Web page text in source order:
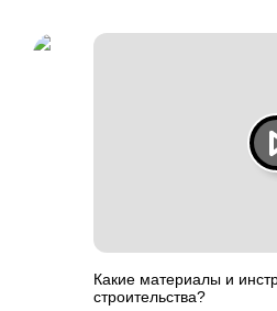
Какие материалы и
строительства?